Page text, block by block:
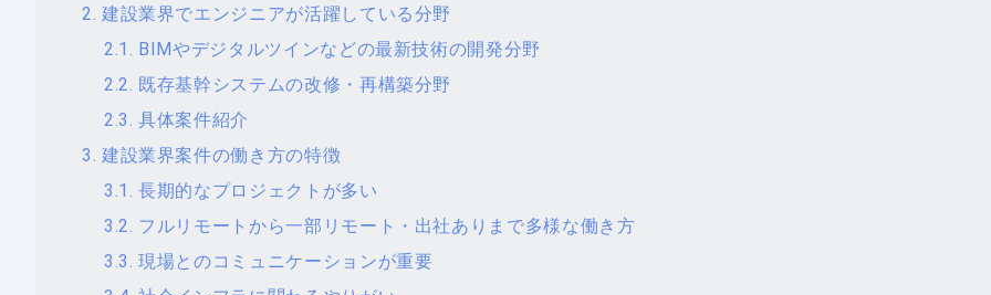
建設業界でエンジニアが活躍している分野
BIMやデジタルツインなどの最新技術の開発分野
既存基幹システムの改修・再構築分野
具体案件紹介
建設業界案件の働き方の特徴
長期的なプロジェクトが多い
フルリモートから一部リモート・出社ありまで多様な働き方
現場とのコミュニケーションが重要